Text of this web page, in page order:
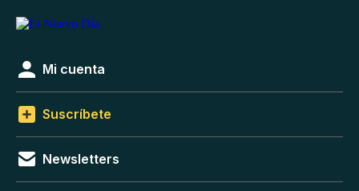
Mi cuenta
Suscríbete
Newsletters